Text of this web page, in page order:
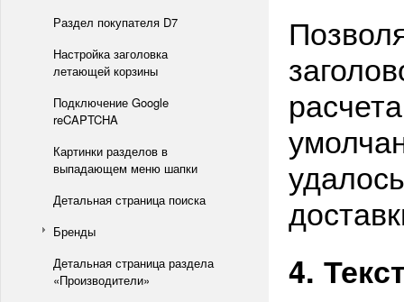
Раздел покупателя D7
Настройка заголовка
летающей корзины
Подключение Google
reCAPTCHA
Картинки разделов в
выпадающем меню шапки
Детальная страница поиска
Бренды
Детальная страница раздела
«Производители»
4.